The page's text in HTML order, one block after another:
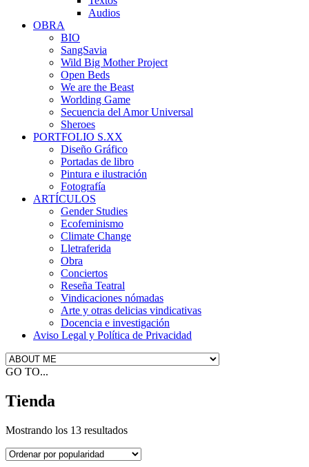
Audios
OBRA
BIO
SangSavia
Wild Big Mother Project
Open Beds
We are the Beast
Worlding Game
Secuencia del Amor Universal
Sheroes
PORTFOLIO S.XX
Diseño Gráfico
Portadas de libro
Pintura e ilustración
Fotografía
ARTÍCULOS
Gender Studies
Ecofeminismo
Climate Change
Lletraferida
Obra
Conciertos
Reseña Teatral
Vindicaciones nómadas
Arte y otras delicias vindicativas
Docencia e investigación
Aviso Legal y Política de Privacidad
GO TO...
Tienda
Mostrando los 13 resultados